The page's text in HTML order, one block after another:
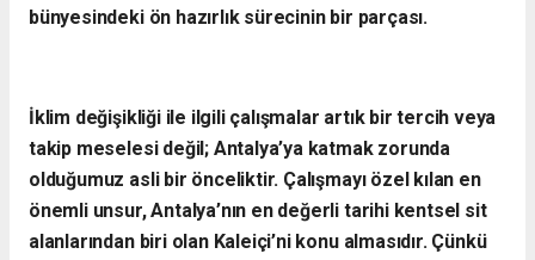
bünyesindeki ön hazırlık sürecinin bir parçası.
İklim değişikliği ile ilgili çalışmalar artık bir tercih veya
takip meselesi değil; Antalya’ya katmak zorunda
olduğumuz asli bir önceliktir. Çalışmayı özel kılan en
önemli unsur, Antalya’nın en değerli tarihi kentsel sit
alanlarından biri olan Kaleiçi’ni konu almasıdır. Çünkü